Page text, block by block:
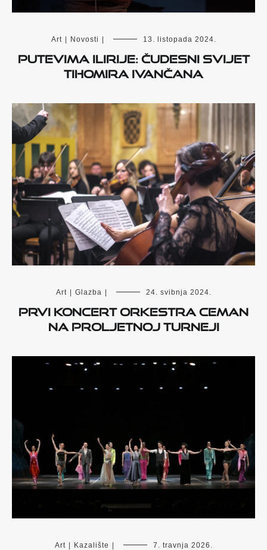
Art Novosti 13. listopada 2024.
PUTEVIMA ILIRIJE: Čudesni svijet
Tihomira Ivančana
Art Glazba 24. svibnja 2024.
Prvi koncert Orkestra CEMAN
na proljetnoj turneji
Art Kazalište 7. travnja 2026.